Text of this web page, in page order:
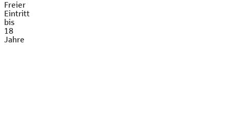
Freier
Eintritt
bis
18
Jahre